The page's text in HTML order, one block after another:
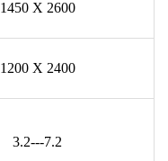
1450 X 2600
1200 X 2400
3.2---7.2